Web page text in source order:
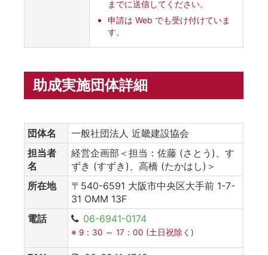
までに送信してください。
申請は Web でも受け付けていま
す。
助成実施団体詳細
団体名
一般社団法人 近畿建設協会
担当者
名
経営企画部＜担当：佐藤 (さとう)、す
ずき (すずき)、高橋 (たかはし)＞
所在地
〒540-6591 大阪市中央区大手前 1-7-
31 OMM 13F
電話
06-6941-0174
※ 9：30 ～ 17：00 (土日祝除く)